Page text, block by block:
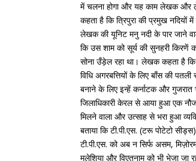
में चलना होगा और यह काम लेखक और
कहता है कि त्रिपुरा की प्रमुख
लेखक की यूनिट मनु नदी के पार जाने
कि उस शाम को सूर्य की सुनहरी
सोना उँड़ेल रहा था। लेखक कहता है कि
विधि अगरबत्तियों के लिए बाँस की
बनाने के लिए इन्हें कर्नाटक और गुजरात
जिलाधिकारी केरल से आया हुआ एक
मिलने वाला और उत्साह से भरा हुआ
बताया कि टी.पी.एस. (टरू पोटेटो
टी.पी.एस. को अब न सिर्फ असम,
मलेशिया और विएतनाम को भी भेजा